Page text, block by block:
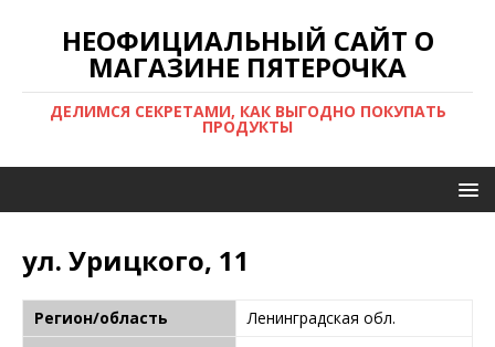
НЕОФИЦИАЛЬНЫЙ САЙТ О
МАГАЗИНЕ ПЯТЕРОЧКА
ДЕЛИМСЯ СЕКРЕТАМИ, КАК ВЫГОДНО ПОКУПАТЬ
ПРОДУКТЫ
ул. Урицкого, 11
Регион/область
Ленинградская обл.